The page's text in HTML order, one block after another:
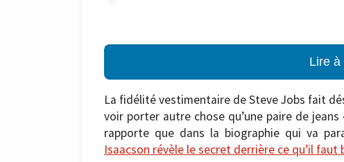
Lire à
La fidélité vestimentaire de Steve Jobs fait
voir porter autre chose qu’une paire de
rapporte que dans la biographie qui va
Isaacson révèle le secret derrière ce qu’il faut